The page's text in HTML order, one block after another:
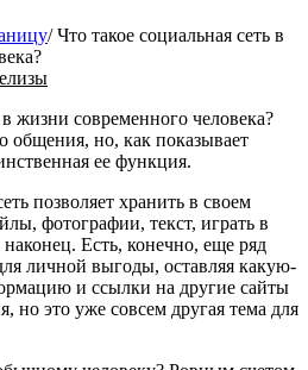
/Что такое социальная сеть в
жизни современного человека?
общения, но, как показывает
ее функция.
позволяет хранить в своем
фотографии, текст, играть в
Есть, конечно, еще ряд
личной выгоды, оставляя какую-
и ссылки на другие сайты
но это уже совсем другая тема для